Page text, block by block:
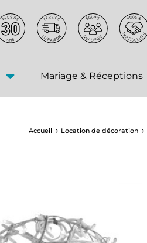
Mariage & Réceptions
Accueil Location de décoration